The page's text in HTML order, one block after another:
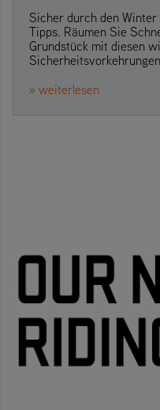
Sicher durch den
Tipps. Räumen Sie
Grundstück mit diesen
» weiterlesen